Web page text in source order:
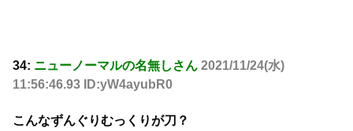
34: ニューノーマルの名無しさん 2021/11/24(水)
11:56:46.93 ID:yW4ayubR0
こんなずんぐりむっくりが刀？